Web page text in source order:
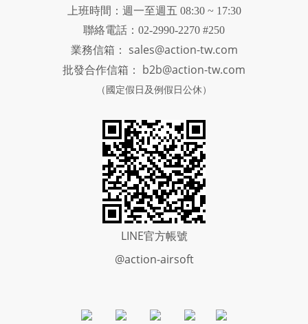
上班時間：週一至週五 08:30 ~ 17:30
聯絡電話：02-2990-2270 #250
業務信箱： sales@action-tw.com
批發合作信箱： b2b@action-tw.com
（國定假日及例假日公休）
LINE官方帳號
@action-airsoft